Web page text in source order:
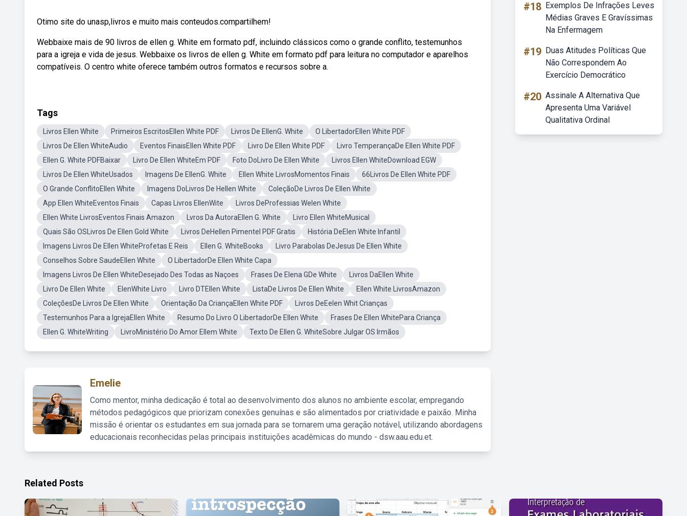
Otimo site do unasp,livros e muito mais conteudos.compartilhem!
Webbaixe mais de 90 livros de ellen g. White em formato pdf, incluindo clássicos como o grande conflito, testemunhos
para a igreja e vida de jesus. Webbaixe os livros de ellen g. White em formato pdf para leitura no computador e aparelhos
compatíveis. O centro white oferece também outros formatos e recursos sobre a.
Tags
Livros Ellen White Primeiros EscritosEllen White PDF Livros De EllenG. White
O LibertadorEllen White PDF
Livros De Ellen WhiteAudio
Eventos FinaisEllen White PDF Livro De Ellen White PDF
Livro TemperançaDe Ellen White PDF
Ellen G. White PDFBaixar
Livro De Ellen WhiteEm PDF Foto DoLivro De Ellen White
Livros Ellen WhiteDownload EGW
Livros De Ellen WhiteUsados
Imagens De EllenG. White Ellen White LivrosMomentos Finais
66Livros De Ellen White PDF
O Grande ConflitoEllen White
Imagens DoLivros De Hellen White
ColeçãoDe Livros De Ellen White
App Ellen WhiteEventos Finais
Capas Livros EllenWite
Livros DeProfessias Welen White
Ellen White LivrosEventos Finais Amazon
Lvros Da AutoraEllen G. White
Livro Ellen WhiteMusical
Quais São OSLivros De Ellen Gold White
Livros DeHellen Pimentel PDF Gratis
História DeElen White Infantil
Imagens Livros De Ellen WhiteProfetas E Reis
Ellen G. WhiteBooks
Livro Parabolas DeJesus De Ellen White
Conselhos Sobre SaudeEllen White
O LibertadorDe Ellen White Capa
Imagens Livros De Ellen WhiteDesejado Des Todas as Naçoes
Frases De Elena GDe White
Livros DaEllen White
Livro De Ellen White
ElenWhite Livro Livro DTEllen White ListaDe Livros De Ellen White
Ellen White LivrosAmazon
ColeçõesDe Livros De Ellen White
Orientação Da CriançaEllen White PDF
Livros DeEelen Whit Crianças
Testemunhos Para a IgrejaEllen White
Resumo Do Livro O LibertadorDe Ellen White
Frases De Ellen WhitePara Criança
Ellen G. WhiteWriting
LivroMinistério Do Amor Ellem White Texto De Ellen G. WhiteSobre Julgar OS Irmãos
Emelie
Como mentor, minha dedicação é total ao desenvolvimento dos alunos no ambiente escolar, empregando
métodos pedagógicos que priorizam conexões genuínas e são alimentados por criatividade e paixão. Minha
missão é orientar os estudantes em sua jornada para se tornarem uma geração notável, utilizando abordagens
educacionais reconhecidas pelas principais instituições acadêmicas do mundo - dsw.aau.edu.et.
#18 Exemplos De Infrações Leves
Médias Graves E Gravíssimas
Na Enfermagem
#19 Duas Atitudes Políticas Que
Não Correspondem Ao
Exercício Democrático
#20 Assinale A Alternativa Que
Apresenta Uma Variável
Qualitativa Ordinal
Related Posts